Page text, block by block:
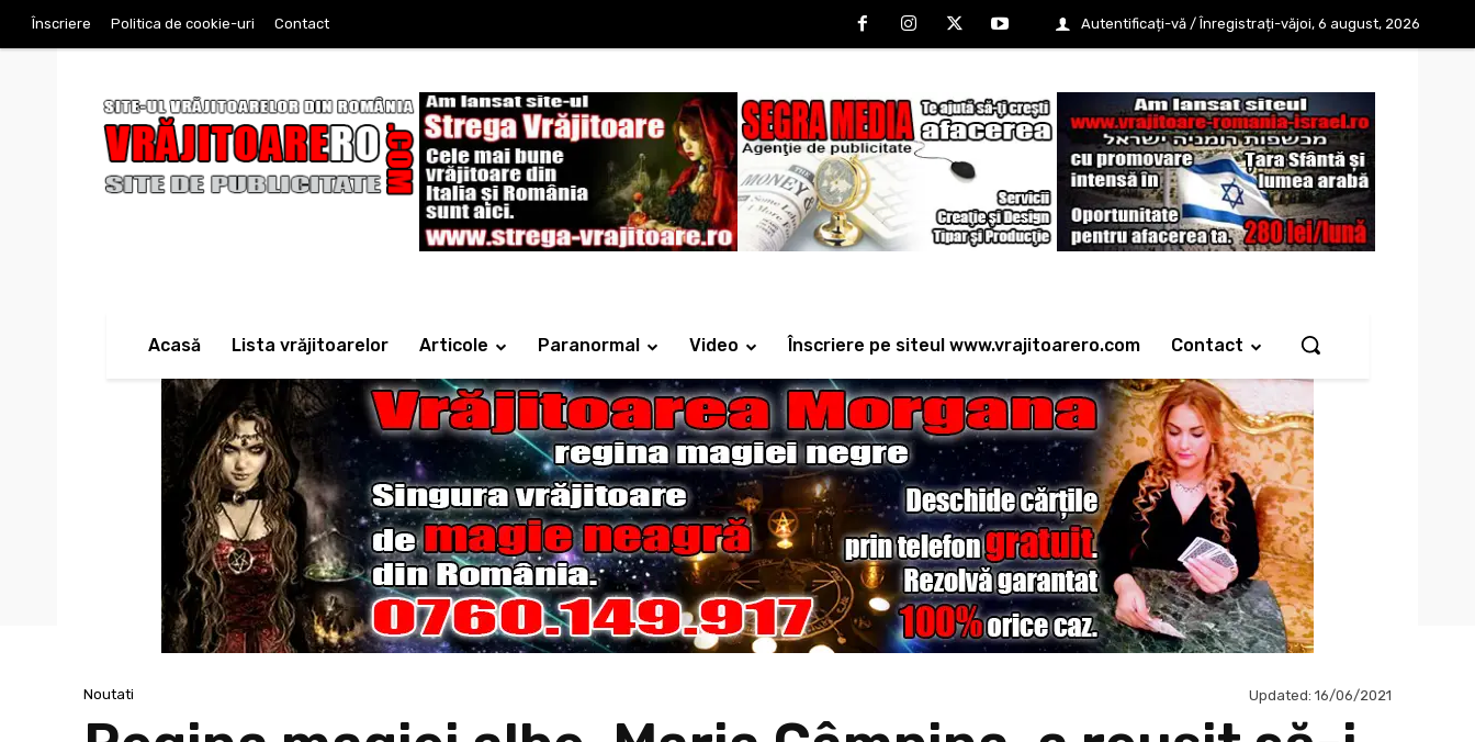
joi, 6 august, 2026
Înscriere Politica de cookie-uri Contact Autentificați-vă / Înregistrați-vă
Acasă Lista vrăjitoarelor Articole Paranormal Video Înscriere pe siteul www.vrajitoarero.com Contact
Noutati Updated: 16/06/2021